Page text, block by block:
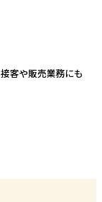
接客や販売業務にも